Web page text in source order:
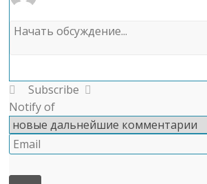
Subscribe
Notify of